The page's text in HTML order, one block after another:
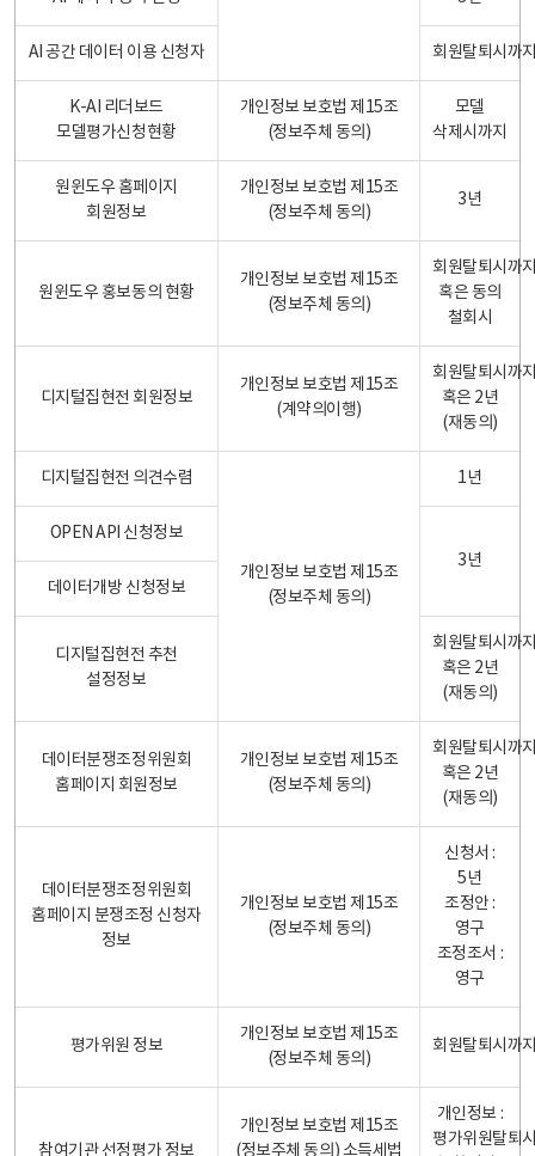
AI 공간 데이터 이용 신청자 회원탈퇴시까
K-AI 리더보드
모델평가신청현황
개인정보 보호법 제15조
(정보주체 동의)
모델
삭제시까지
원윈도우 홈페이지
회원정보
개인정보 보호법 제15조
(정보주체 동의)
3년
원윈도우 홍보동의 현황
개인정보 보호법 제15조
(정보주체 동의)
회원탈퇴시까
혹은 동의
철회시
디지털집현전 회원정보
개인정보 보호법 제15조
(계약의이행)
회원탈퇴시까
혹은 2년
(재동의)
디지털집현전 의견수렴
개인정보 보호법 제15조
(정보주체 동의)
1년
OPEN API 신청정보
3년
데이터개방 신청정보
디지털집현전 추천
설정정보
회원탈퇴시까
혹은 2년
(재동의)
데이터분쟁조정위원회
홈페이지 회원정보
개인정보 보호법 제15조
(정보주체 동의)
회원탈퇴시까
혹은 2년
(재동의)
데이터분쟁조정위원회
홈페이지 분쟁조정 신청자
정보
개인정보 보호법 제15조
(정보주체 동의)
신청서 :
5년
조정안 :
영구
조정조서 :
영구
평가위원 정보
개인정보 보호법 제15조
(정보주체 동의)
회원탈퇴시까
참여기관 선정평가 정보
개인정보 보호법 제15조
(정보주체 동의) 소득세법
개인정보 :
평가위원탈퇴